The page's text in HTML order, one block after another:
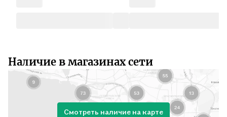
Наличие в магазинах сети
Смотреть наличие на карте